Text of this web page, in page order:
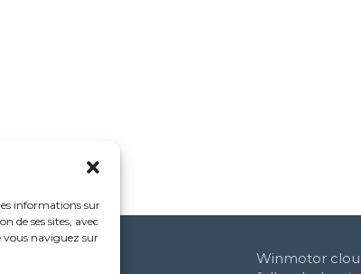
informations sur
de ses sites, avec
vous naviguez sur
Winmotor